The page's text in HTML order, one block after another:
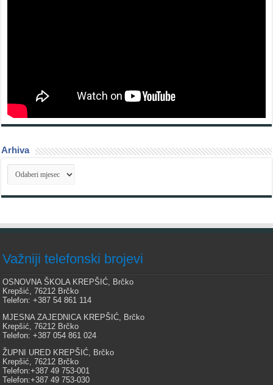
Arhiva
Arhiva
Važniji telefonski brojevi
OSNOVNA ŠKOLA KREPŠIĆ, Brčko
Krepšić, 76212 Brčko
Telefon: +387 54 861 114
MJESNA ZAJEDNICA KREPŠIĆ, Brčko
Krepšić, 76212 Brčko
Telefon: +387 054 861 024
ŽUPNI URED KREPŠIĆ, Brčko
Krepšić, 76212 Brčko
Telefon:+387 49 753-001
Telefon:+387 49 753-030